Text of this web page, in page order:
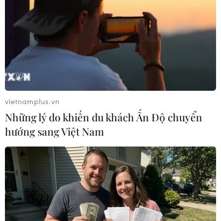
trưởng vào mẫu Cruze
26/06/2015 05:43
Mẫu Chevrolet Cruze compact đời 2016 sẽ được tung ra
thị trường vào đầu năm tới, sẽ lớn hơn mẫu xe đời trước
nhưng lại có trọng lượng nhẹ hơn.
vietnamplus.vn
Những lý do khiến du khách Ấn Độ chuyển
hướng sang Việt Nam